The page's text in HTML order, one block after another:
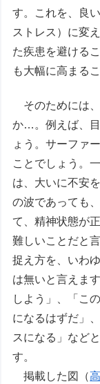
す。これを、良
ストレス）に変
た疾患を避ける
も大幅に高まる
そのためには、
か…。例えば、
ょう。サーファ
ことでしょう。
は、大いに不安
の波であっても
て、精神状態が
難しいことだと
捉え方を、いわ
は無いと言えま
しよう」、「こ
になるはずだ」
スになる」など
す。
掲載した図（